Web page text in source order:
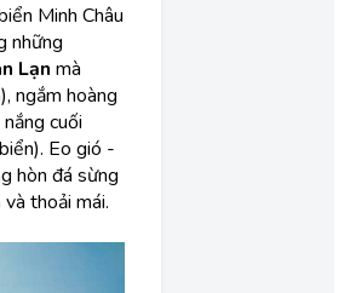
Minh Châu
những
Lạn mà
ngắm hoàng
cuối
Eo gió -
hòn đá sừng
thoải mái.